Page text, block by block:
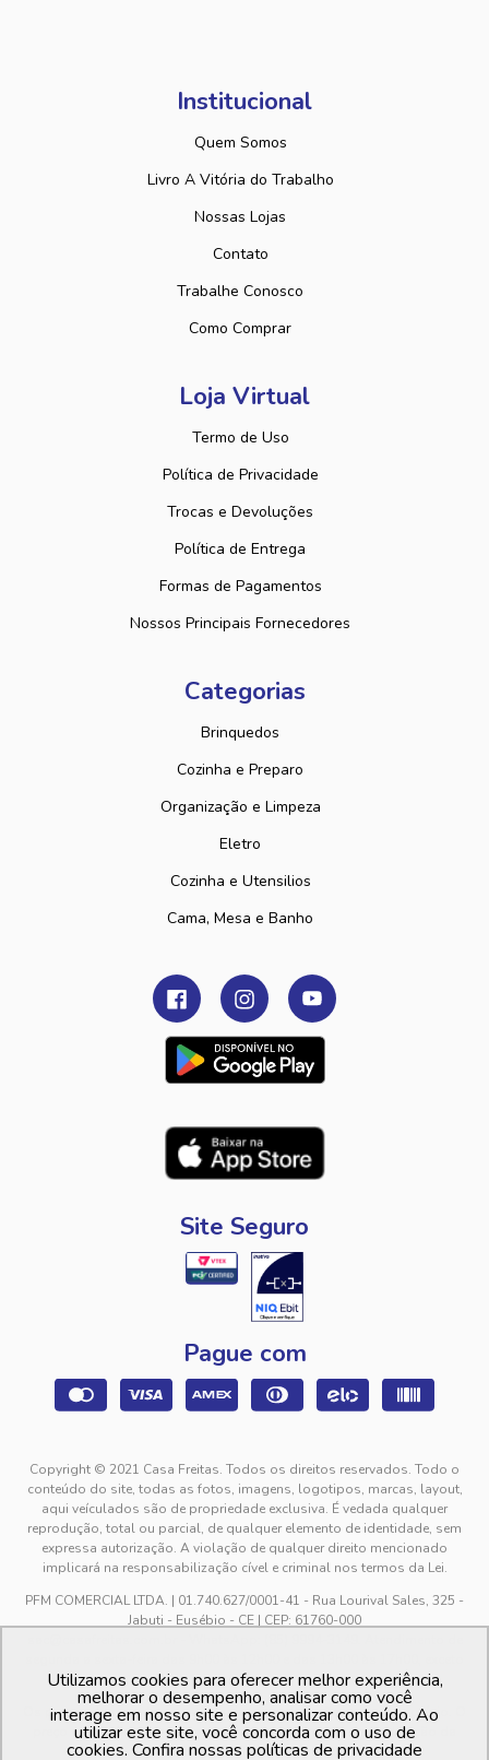
Institucional
Quem Somos
Livro A Vitória do Trabalho
Nossas Lojas
Contato
Trabalhe Conosco
Como Comprar
Loja Virtual
Termo de Uso
Política de Privacidade
Trocas e Devoluções
Política de Entrega
Formas de Pagamentos
Nossos Principais Fornecedores
Categorias
Brinquedos
Cozinha e Preparo
Organização e Limpeza
Eletro
Cozinha e Utensilios
Cama, Mesa e Banho
Site Seguro
Pague com
Copyright © 2021 Casa Freitas. Todos os direitos reservados. Todo o
conteúdo do site, todas as fotos, imagens, logotipos, marcas, layout,
aqui veículados são de propriedade exclusiva. É vedada qualquer
reprodução, total ou parcial, de qualquer elemento de identidade, sem
expressa autorização. A violação de qualquer direito mencionado
implicará na responsabilização cível e criminal nos termos da Lei.
PFM COMERCIAL LTDA. | 01.740.627/0001-41 - Rua Lourival Sales, 325 -
Jabuti - Eusébio - CE | CEP: 61760-000
feriados.
Os preços dos produtos estão sujeitos a alteração sem aviso prévio. O
preço valido é sempre o apresentado no momento da finalização da
compra, no carrinho de compras.
Utilizamos cookies para oferecer melhor experiência,
melhorar o desempenho, analisar como você
interage em nosso site e personalizar conteúdo. Ao
utilizar este site, você concorda com o uso de
cookies. Confira nossas políticas de privacidade